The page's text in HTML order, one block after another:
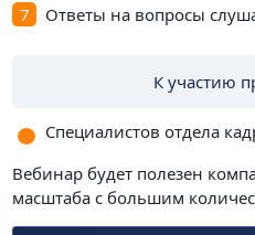
Ответы на вопросы
К участию
Специалистов отдела
Вебинар будет полезен
масштаба с большим